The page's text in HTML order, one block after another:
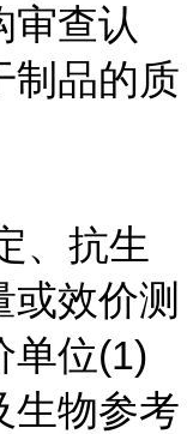
审查认
制品的质
、抗生
效价测
单位(1)
生物参考